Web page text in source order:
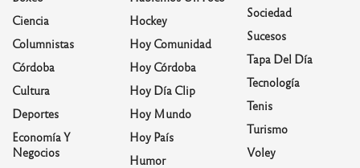
Ciencia
Columnistas
Córdoba
Cultura
Deportes
Economía Y
Negocios
Hockey
Hoy Comunidad
Hoy Córdoba
Hoy Día Clip
Hoy Mundo
Hoy País
Humor
Sociedad
Sucesos
Tapa Del Día
Tecnología
Tenis
Turismo
Voley